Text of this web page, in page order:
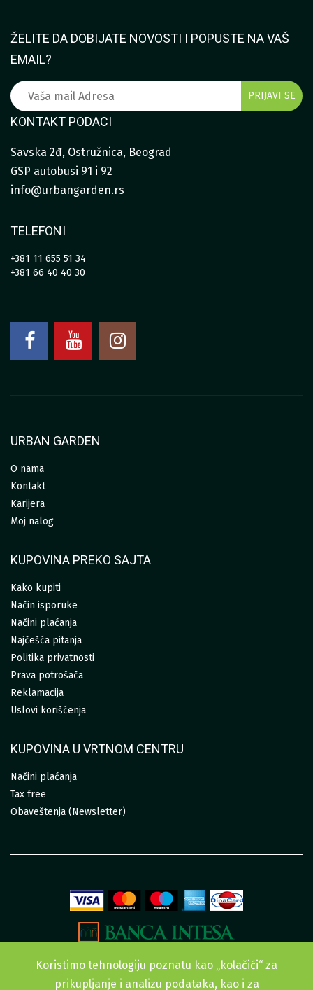
ŽELITE DA DOBIJATE NOVOSTI I POPUSTE NA VAŠ
EMAIL?
KONTAKT PODACI
Savska 2đ, Ostružnica, Beograd
GSP autobusi 91 i 92
info@urbangarden.rs
TELEFONI
+381 11 655 51 34
+381 66 40 40 30
URBAN GARDEN
O nama
Kontakt
Karijera
Moj nalog
KUPOVINA PREKO SAJTA
Kako kupiti
Način isporuke
Načini plaćanja
Najčešća pitanja
Politika privatnosti
Prava potrošača
Reklamacija
Uslovi korišćenja
KUPOVINA U VRTNOM CENTRU
Načini plaćanja
Tax free
Obaveštenja (Newsletter)
Koristimo tehnologiju poznatu kao „kolačići“ za
prikupljanje i analizu podataka, kao i za